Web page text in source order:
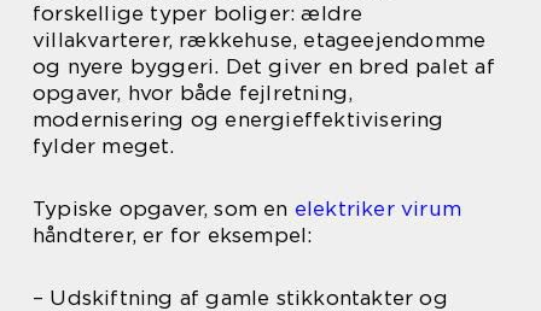
forskellige typer boliger: ældre
villakvarterer, rækkehuse, etageejendomme
og nyere byggeri. Det giver en bred palet af
opgaver, hvor både fejlretning,
modernisering og energieffektivisering
fylder meget.
Typiske opgaver, som en elektriker virum
håndterer, er for eksempel:
– Udskiftning af gamle stikkontakter og